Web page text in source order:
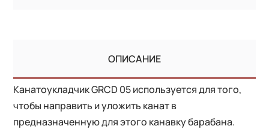
ОПИСАНИЕ
Канатоукладчик GRCD 05 используется для того,
чтобы направить и уложить канат в
предназначенную для этого канавку барабана.